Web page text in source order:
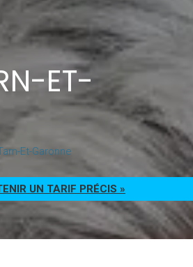
ET-
Et-Garonne
UN TARIF PRÉCIS »